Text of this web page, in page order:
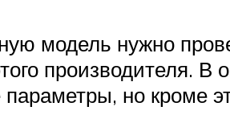
модель нужно
производителя.
но кроме